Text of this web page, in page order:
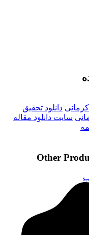
دانلود تحقیق
سایت دانلود مقاله
Other